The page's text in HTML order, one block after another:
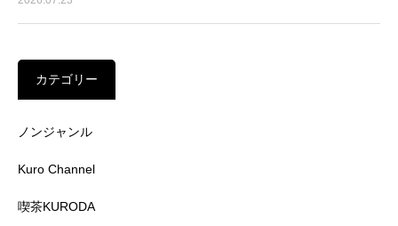
カテゴリー
ノンジャンル
Kuro Channel
喫茶KURODA